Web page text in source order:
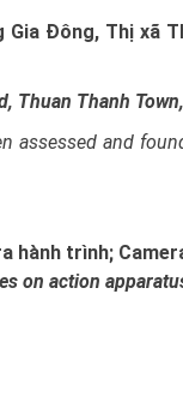
Đông, Thị xã
Thuan Thanh
assessed and
hành trình;
on action